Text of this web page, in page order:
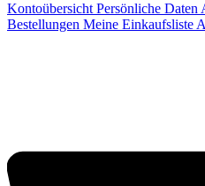
Kontoübersicht Persönliche Daten
Bestellungen Meine Einkaufsliste